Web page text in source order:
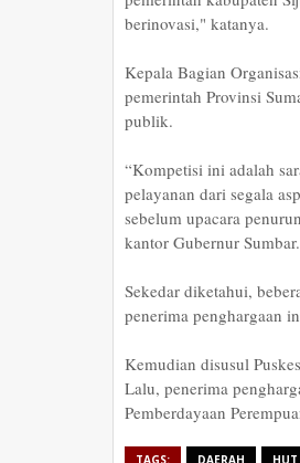
berinovasi," katanya.
Kepala Bagian
pemerintah Provinsi
publik.
“Kompetisi ini adalah
pelayanan dari segala
sebelum upacara
kantor Gubernur Sumbar.
Sekedar diketahui,
penerima penghargaan
Kemudian disusul
Lalu, penerima
Pemberdayaan
TAGS: DAERAH HUT